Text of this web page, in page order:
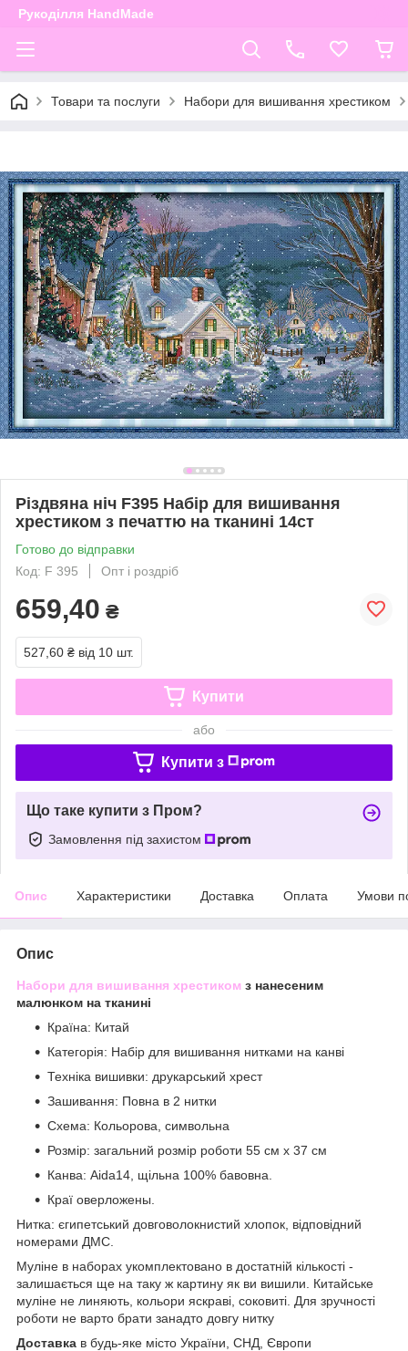
Рукоділля HandMade
Товари та послуги Набори для вишивання хрестиком
Різдвяна ніч F395 Набір для вишивання
хрестиком з печаттю на тканині 14ст
Готово до відправки
Код: F 395
Опт і роздріб
659,40 ₴
527,60 ₴ від 10 шт.
Купити
або
Купити з
Що таке купити з Пром?
Замовлення під захистом
Опис Характеристики Доставка Оплата Умови
Опис
Набори для вишивання хрестиком з нанесеним
малюнком на тканині
Країна: Китай
Категорія: Набір для вишивання нитками на канві
Техніка вишивки: друкарський хрест
Зашивання: Повна в 2 нитки
Схема: Кольорова, символьна
Розмір: загальний розмір роботи 55 см х 37 см
Канва: Aida14, щільна 100% бавовна.
Краї оверложены.
Нитка: єгипетський довговолокнистий хлопок, відповідний
номерами ДМС.
Муліне в наборах укомплектовано в достатній кількості -
залишається ще на таку ж картину як ви вишили. Китайське
муліне не линяють, кольори яскраві, соковиті. Для зручності
роботи не варто брати занадто довгу нитку
Доставка в будь-яке місто України, СНД, Європи